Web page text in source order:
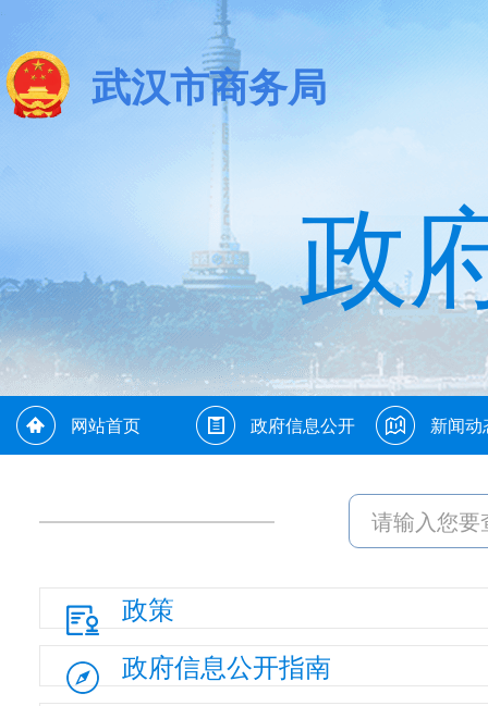
武汉市商务局
政
网站首页 政府信息公开 新闻动
政策
政府信息公开指南